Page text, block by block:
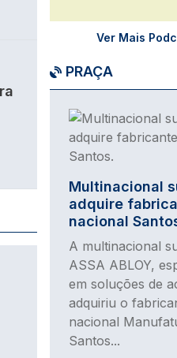
Ver Mais
PRAÇA
Imagem
Multinacional
adquire
nacional
A multinacional
ASSA ABLOY,
em soluções de
adquiriu o
nacional
Santos...